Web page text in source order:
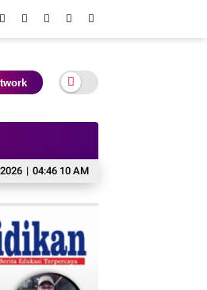
2026 | 04:46 11 AM
Industri Akuakultur Pakistan, Asia Selatan